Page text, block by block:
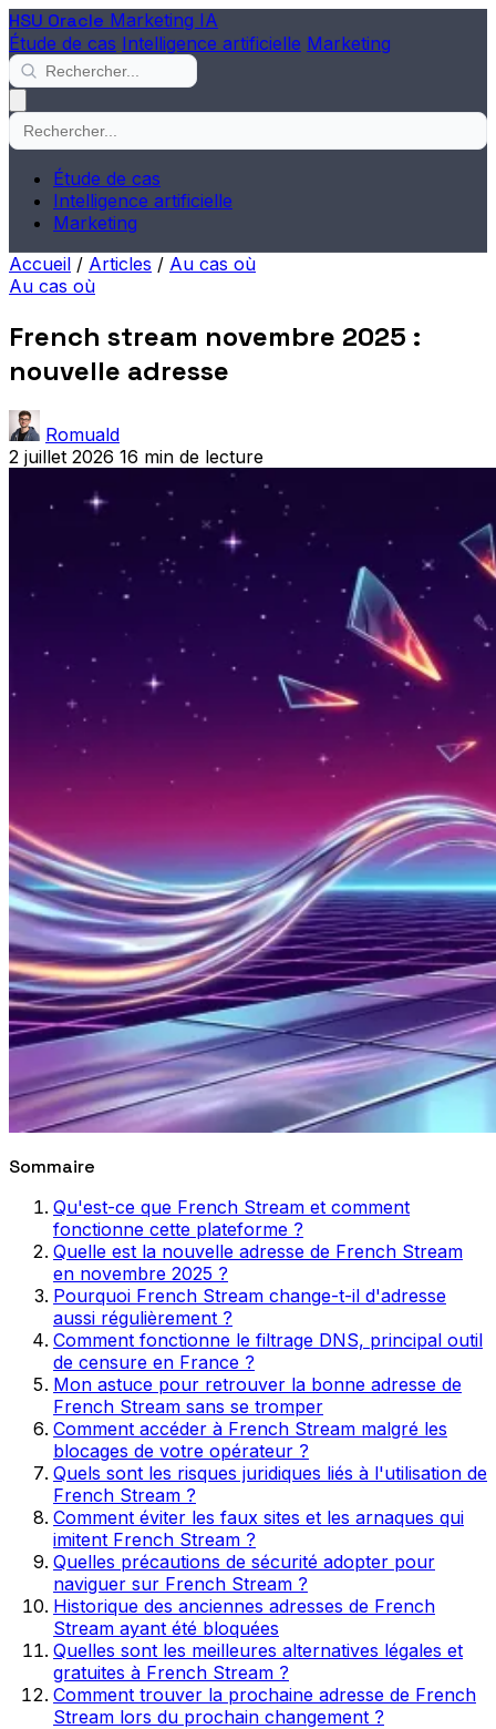
HSU Oracle Marketing IA
Étude de cas Intelligence artificielle Marketing
Étude de cas
Intelligence artificielle
Marketing
Accueil / Articles / Au cas où
Au cas où
French stream novembre 2025 :
nouvelle adresse
Romuald
2 juillet 2026 16 min de lecture
Sommaire
Qu'est-ce que French Stream et comment
fonctionne cette plateforme ?
Quelle est la nouvelle adresse de French Stream
en novembre 2025 ?
Pourquoi French Stream change-t-il d'adresse
aussi régulièrement ?
Comment fonctionne le filtrage DNS, principal outil
de censure en France ?
Mon astuce pour retrouver la bonne adresse de
French Stream sans se tromper
Comment accéder à French Stream malgré les
blocages de votre opérateur ?
Quels sont les risques juridiques liés à l'utilisation de
French Stream ?
Comment éviter les faux sites et les arnaques qui
imitent French Stream ?
Quelles précautions de sécurité adopter pour
naviguer sur French Stream ?
Historique des anciennes adresses de French
Stream ayant été bloquées
Quelles sont les meilleures alternatives légales et
gratuites à French Stream ?
Comment trouver la prochaine adresse de French
Stream lors du prochain changement ?